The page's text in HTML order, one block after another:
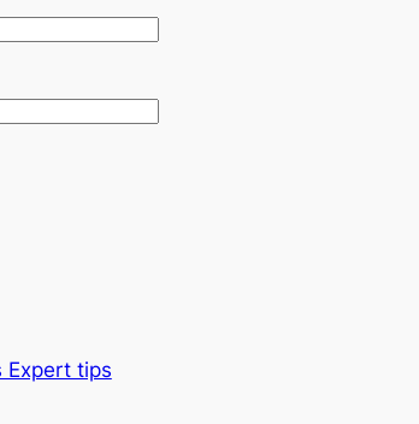
Expert tips